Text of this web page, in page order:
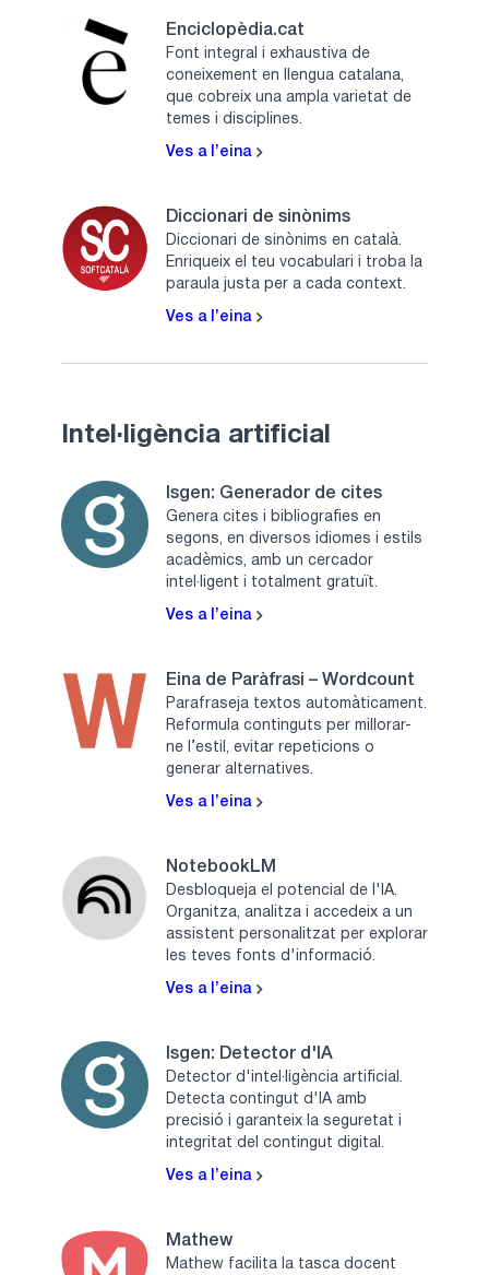
Enciclopèdia.cat
Font integral i exhaustiva de
coneixement en llengua catalana,
que cobreix una ampla varietat de
temes i disciplines.
Ves a l’eina
Diccionari de sinònims
Diccionari de sinònims en català.
Enriqueix el teu vocabulari i troba la
paraula justa per a cada context.
Ves a l’eina
Intel·ligència artificial
Isgen: Generador de cites
Genera cites i bibliografies en
segons, en diversos idiomes i estils
acadèmics, amb un cercador
intel·ligent i totalment gratuït.
Ves a l’eina
Eina de Paràfrasi – Wordcount
Parafraseja textos automàticament.
Reformula continguts per millorar-
ne l’estil, evitar repeticions o
generar alternatives.
Ves a l’eina
NotebookLM
Desbloqueja el potencial de l'IA.
Organitza, analitza i accedeix a un
assistent personalitzat per explorar
les teves fonts d'informació.
Ves a l’eina
Isgen: Detector d'IA
Detector d'intel·ligència artificial.
Detecta contingut d'IA amb
precisió i garanteix la seguretat i
integritat del contingut digital.
Ves a l’eina
Mathew
Mathew facilita la tasca docent